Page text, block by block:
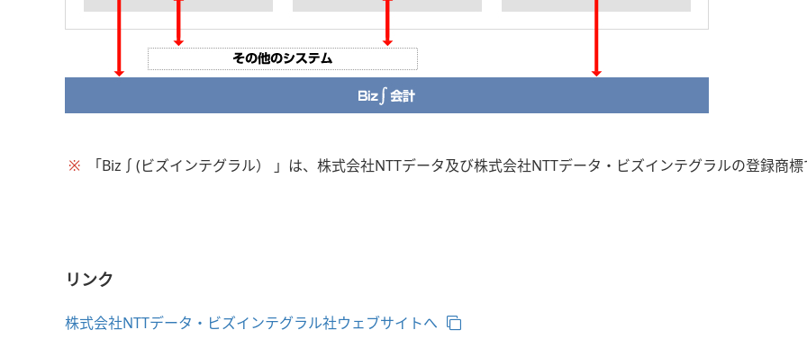
※ 「Biz∫(ビズインテグラル） 」は、株式会社NTTデータ及び株式会社NTTデータ・ビズインテグラルの登録商標
リンク
株式会社NTTデータ・ビズインテグラル社ウェブサイトへ